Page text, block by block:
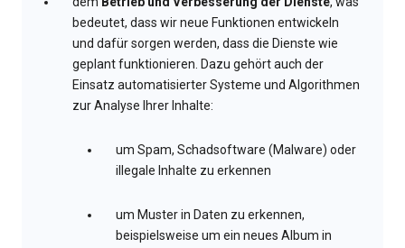
bedeutet, dass wir neue Funktionen entwickeln
und dafür sorgen werden, dass die Dienste wie
geplant funktionieren. Dazu gehört auch der
Einsatz automatisierter Systeme und Algorithmen
zur Analyse Ihrer Inhalte:
um Spam, Schadsoftware (Malware) oder
illegale Inhalte zu erkennen
um Muster in Daten zu erkennen,
beispielsweise um ein neues Album in